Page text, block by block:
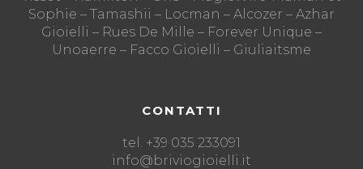
Sophie – Tamashii – Locman – Alcozer – Azhar
Gioielli – Rues De Mille – Forever Unique –
Unoaerre – Facco Gioielli – Giuliaitsme
CONTATTI
tel. +39 035 233091
info@briviogioielli.it